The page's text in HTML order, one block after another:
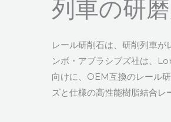
列車の研
レール研削石は、研削列車
ンボ・アブラシブズ社は、
向けに、OEM互換のレール
ズと仕様の高性能樹脂結合レ